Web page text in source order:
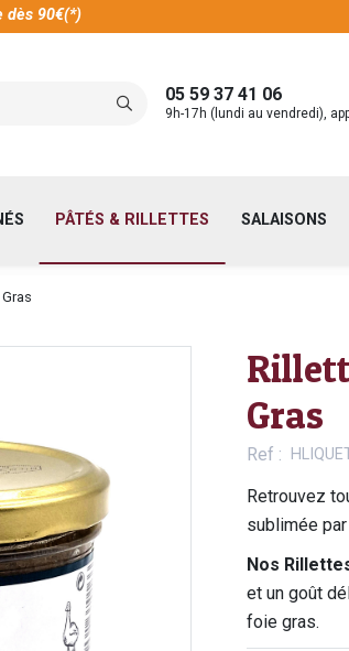
dès 90€(*)
05 59 37 41 06
9h-17h (lundi au vendredi),
PÂTÉS & RILLETTES SALAISONS
Gras
Ref
Retrouvez
sublimée
Nos
et un goût
foie gras.